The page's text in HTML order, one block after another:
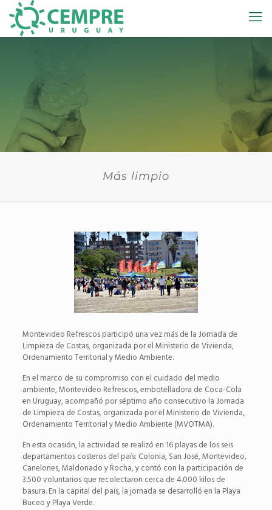
Más limpio
Montevideo Refrescos participó una vez más de la Jornada de
Limpieza de Costas, organizada por el Ministerio de Vivienda,
Ordenamiento Territorial y Medio Ambiente.
En el marco de su compromiso con el cuidado del medio
ambiente, Montevideo Refrescos, embotelladora de Coca-Cola
en Uruguay, acompañó por séptimo año consecutivo la Jornada
de Limpieza de Costas, organizada por el Ministerio de Vivienda,
Ordenamiento Territorial y Medio Ambiente (MVOTMA).
En esta ocasión, la actividad se realizó en 16 playas de los seis
departamentos costeros del país: Colonia, San José, Montevideo,
Canelones, Maldonado y Rocha, y contó con la participación de
3.500 voluntarios que recolectaron cerca de 4.000 kilos de
basura. En la capital del país, la jornada se desarrolló en la Playa
Buceo y Playa Verde.